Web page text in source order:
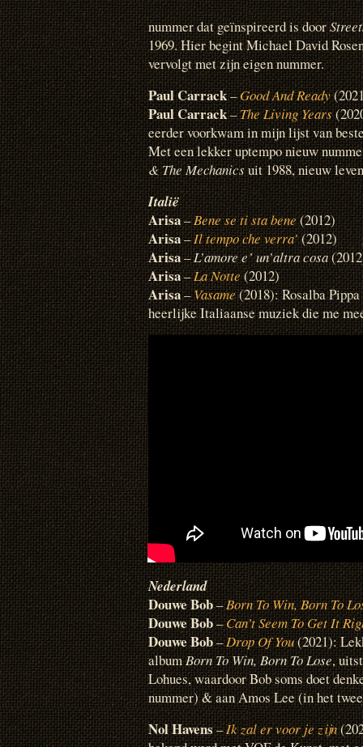
nummer dat geïnspireerd is door
1969. Hier begint Michael David
vervolgt met zijn eigen nummer.
Paul Carrack–Good And Ready
Paul Carrack–The Living Years
eerder voorkwam in mijn lijst van
Met een lekker uptempo nieuw
& The Mechanicsuit 1988, nieuw
Italië
Arisa–Bene se ti sta bene(2012)
Arisa–Il tempo che verra’(2012)
Arisa–L’amore e’ un’altra cosa
Arisa–La Notte(2012)
Arisa–Vasame(2018): Rosalba
heerlijke Italiaanse muziek die me
Nederland
Douwe Bob–Born To Win, Born To
Douwe Bob–Can’t Seem To Get It
Douwe Bob–Drop Of You(2021):
albumBorn To Win, Born To Lose,
Lohues, waardoor Bob soms doet
nummer) & aan Amos Lee (in het
Nol Havens–Ik zal er voor je zijn